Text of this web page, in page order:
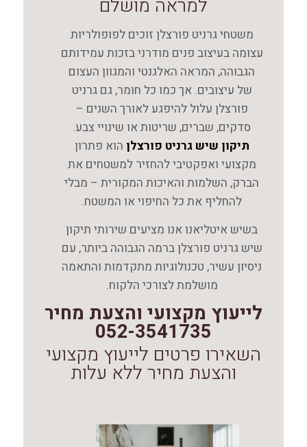
למראה מושלם
משטחי גרניט פורצלן זוכים לפופולריות
עצומה בעיצוב פנים מודרני בזכות עמידותם
הגבוהה, המראה האלגנטי והמגוון העצום
של עיצובים. אך כמו כל חומר, גם גרניט
פורצלן עלול להיפגע לאורך השנים –
סדקים, שברים, שריטות או שינויי צבע.
תיקון שיש גרניט פורצלן הוא פתרון
מקצועי ואפקטיבי להחזיר למשטחים את
הברק, השלמות והאיכות המקורית – מבלי
להחליף את כל החיפוי או המשטח.
בשיש איטליאנו אנו מציעים שירותי תיקון
שיש גרניט פורצלן ברמה הגבוהה ביותר, עם
ניסיון עשיר, טכנולוגיות מתקדמות והתאמה
מושלמת לצורכי הלקוח.
לייעוץ מקצועי והצעת מחיר
052-3541735
השאירו פרטים לייעוץ מקצועי
והצעת מחיר ללא עלות